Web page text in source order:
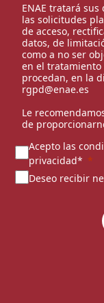
ENAE tratará
las solicitudes
de acceso,
datos, de
como a no ser
en el tratamiento
procedan, en la
rgpd@enae.es
Le
de
Acepto las
privacidad*
Deseo recibir